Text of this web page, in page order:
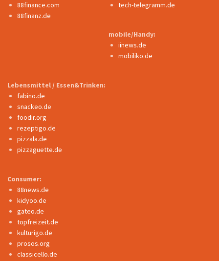
88finance.com
88finanz.de
tech-telegramm.de
mobile/Handy:
iinews.de
mobiliko.de
Lebensmittel / Essen&Trinken:
fabino.de
snackeo.de
foodir.org
rezeptigo.de
pizzala.de
pizzaguette.de
Consumer:
88news.de
kidyoo.de
gateo.de
topfreizeit.de
kulturigo.de
prosos.org
classicello.de